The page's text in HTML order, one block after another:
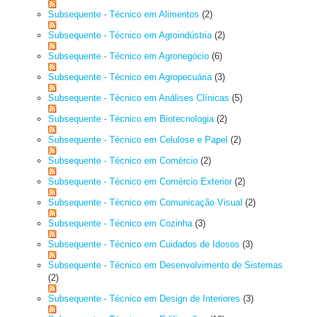
Subsequente - Técnico em Alimentos (2)
Subsequente - Técnico em Agroindústria (2)
Subsequente - Técnico em Agronegócio (6)
Subsequente - Técnico em Agropecuária (3)
Subsequente - Técnico em Análises Clínicas (5)
Subsequente - Técnico em Biotecnologia (2)
Subsequente - Técnico em Celulose e Papel (2)
Subsequente - Técnico em Comércio (2)
Subsequente - Técnico em Comércio Exterior (2)
Subsequente - Técnico em Comunicação Visual (2)
Subsequente - Técnico em Cozinha (3)
Subsequente - Técnico em Cuidados de Idosos (3)
Subsequente - Técnico em Desenvolvimento de Sistemas
(2)
Subsequente - Técnico em Design de Interiores (3)